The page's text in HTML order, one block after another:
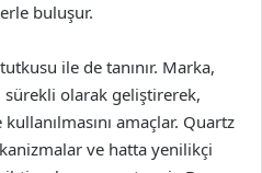
buluşur.
ile de tanınır. Marka,
sürekli olarak geliştirerek,
amaçlar. Quartz
ve hatta yenilikçi